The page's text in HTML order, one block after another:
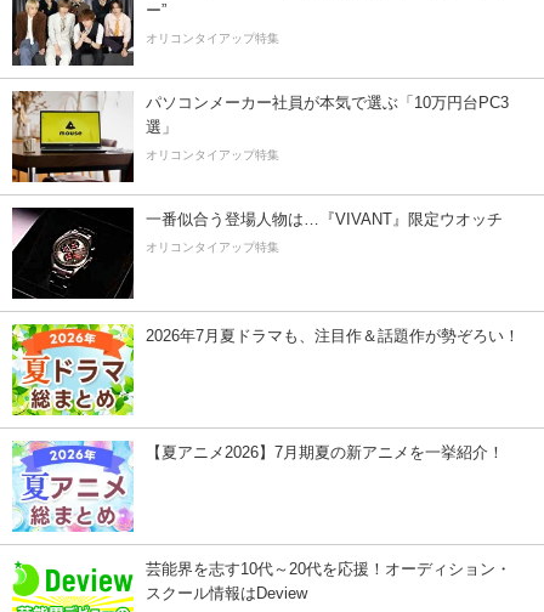
ー”
オリコンタイアップ特集
パソコンメーカー社員が本気で選ぶ「10万円台PC3
選」
オリコンタイアップ特集
一番似合う登場人物は…『VIVANT』限定ウオッチ
オリコンタイアップ特集
2026年7月夏ドラマも、注目作＆話題作が勢ぞろい！
【夏アニメ2026】7月期夏の新アニメを一挙紹介！
芸能界を志す10代～20代を応援！オーディション・
スクール情報はDeview